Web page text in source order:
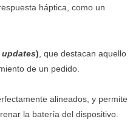
háptica, como un
updates) , que destacan aquello
de un pedido.
alineados, y permite
la batería del dispositivo.